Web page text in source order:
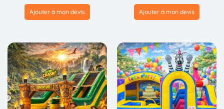
Ajouter à mon devis Ajouter à mon devis